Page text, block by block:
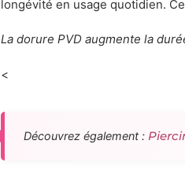
longévité en usage quotidien.
La dorure PVD augmente la
<
Découvrez également :